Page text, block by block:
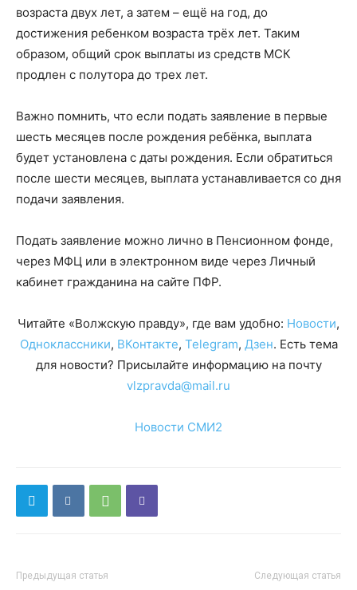
возраста двух лет, а затем – ещё на год, до
достижения ребенком возраста трёх лет. Таким
образом, общий срок выплаты из средств МСК
продлен с полутора до трех лет.
Важно помнить, что если подать заявление в первые
шесть месяцев после рождения ребёнка, выплата
будет установлена с даты рождения. Если обратиться
после шести месяцев, выплата устанавливается со дня
подачи заявления.
Подать заявление можно лично в Пенсионном фонде,
через МФЦ или в электронном виде через Личный
кабинет гражданина на сайте ПФР.
Читайте «Волжскую правду», где вам удобно: Новости,
Одноклассники, ВКонтакте, Telegram, Дзен. Есть тема
для новости? Присылайте информацию на почту
vlzpravda@mail.ru
Новости СМИ2
Предыдущая статья Следующая статья